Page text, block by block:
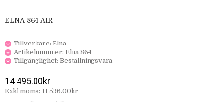
ELNA 864 AIR
Tillverkare: Elna
Artikelnummer: Elna 864
Tillgänglighet: Beställningsvara
14 495.00kr
Exkl moms: 11 596.00kr